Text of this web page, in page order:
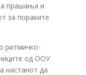
прашања и
за пораките
ритмичко-
од ООУ
настанот да